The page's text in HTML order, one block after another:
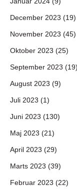
December 2023 (19)
November 2023 (45)
Oktober 2023 (25)
September 2023 (19)
August 2023 (9)
Juli 2023 (1)
Juni 2023 (130)
Maj 2023 (21)
April 2023 (29)
Marts 2023 (39)
Februar 2023 (22)